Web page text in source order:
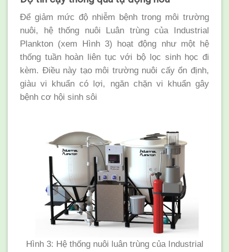
Để giảm mức độ nhiễm bệnh trong môi trường
nuôi, hệ thống nuôi Luân trùng của Industrial
Plankton (xem Hình 3) hoạt động như một hệ
thống tuần hoàn liên tục với bộ lọc sinh học đi
kèm. Điều này tạo môi trường nuôi cấy ổn định,
giàu vi khuẩn có lợi, ngăn chặn vi khuẩn gây
bệnh cơ hội sinh sôi
Hình 3: Hệ thống nuôi luân trùng của Industrial